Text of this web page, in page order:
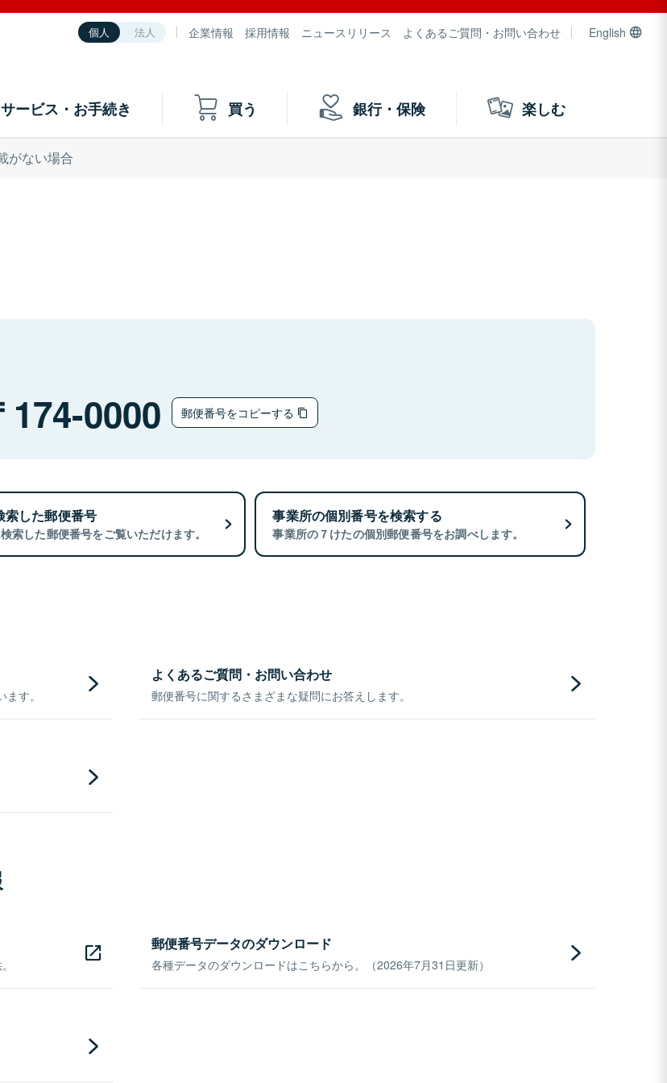
個人 法人 企業情報 採用情報 ニュースリリース よくあるご質問・お問い合わせ English
サービス・お手続き 買う 銀行・保険 楽しむ
がない場合
174-0000 郵便番号をコピーする
索した郵便番号
索した郵便番号をご覧いただけます。
事業所の個別番号を検索する
事業所の７けたの個別郵便番号をお調べします。
す。
よくあるご質問・お問い合わせ
郵便番号に関するさまざまな疑問にお答えします。
郵便番号データのダウンロード
各種データのダウンロードはこちらから。（2026年7月31日更新）